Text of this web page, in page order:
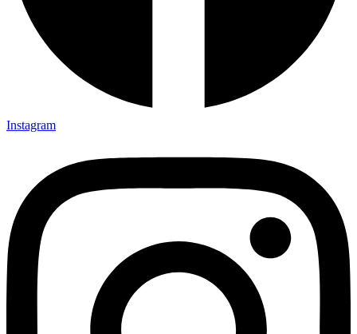
Instagram